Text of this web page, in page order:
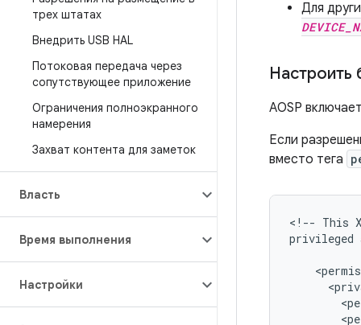
трех штатах
Внедрить USB HAL
Потоковая передача через
сопутствующее приложение
Ограничения полноэкранного
намерения
Захват контента для заметок
Власть
Время выполнения
Настройки
Для
Настроить
AOSP
Если
вместо тега
< ! -- This
privileged
<
<
<
<